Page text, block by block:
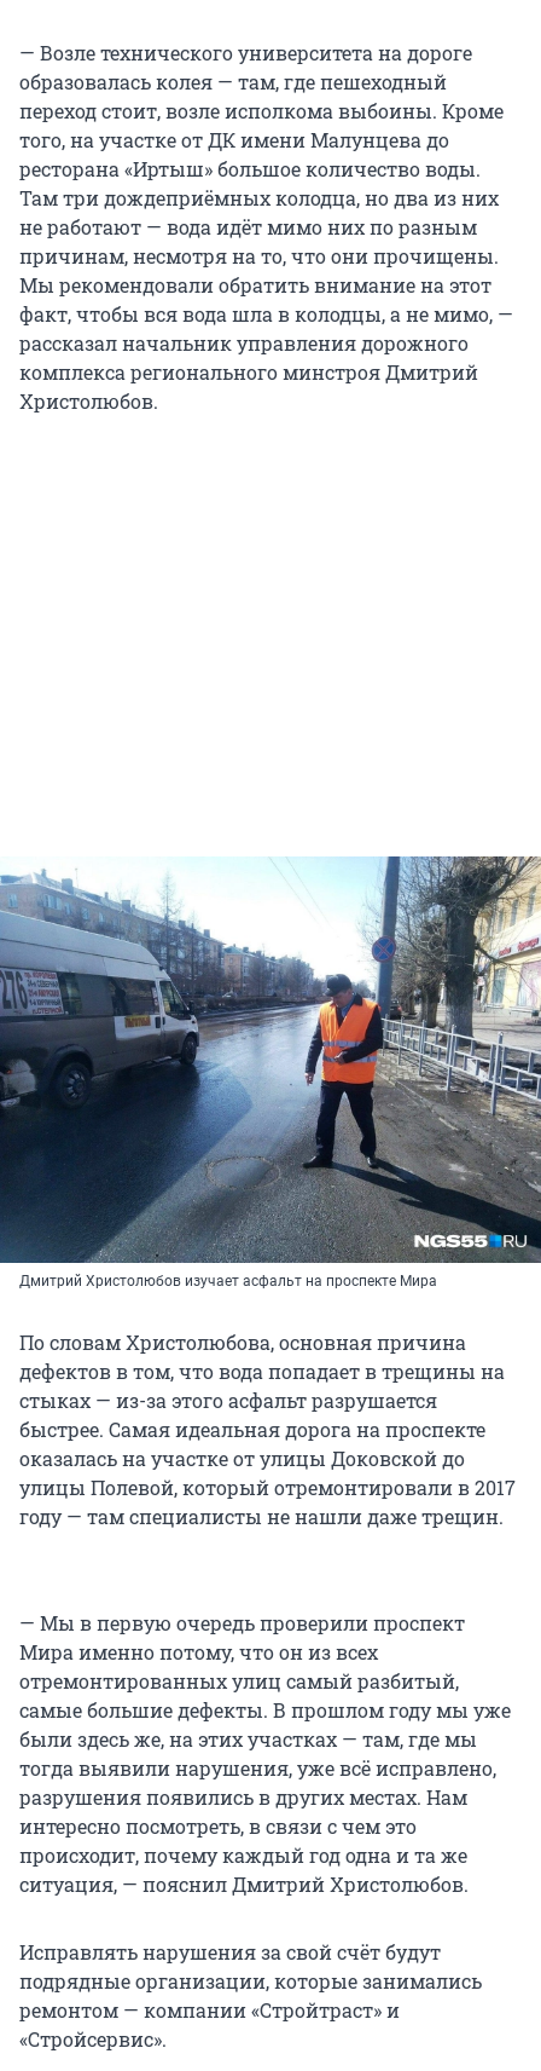
— Возле технического университета на дороге
образовалась колея — там, где пешеходный
переход стоит, возле исполкома выбоины. Кроме
того, на участке от ДК имени Малунцева до
ресторана «Иртыш» большое количество воды.
Там три дождеприёмных колодца, но два из них
не работают — вода идёт мимо них по разным
причинам, несмотря на то, что они прочищены.
Мы рекомендовали обратить внимание на этот
факт, чтобы вся вода шла в колодцы, а не мимо, —
рассказал начальник управления дорожного
комплекса регионального минстроя Дмитрий
Христолюбов.
Дмитрий Христолюбов изучает асфальт на проспекте Мира
По словам Христолюбова, основная причина
дефектов в том, что вода попадает в трещины на
стыках — из-за этого асфальт разрушается
быстрее. Самая идеальная дорога на проспекте
оказалась на участке от улицы Доковской до
улицы Полевой, который отремонтировали в 2017
году — там специалисты не нашли даже трещин.
— Мы в первую очередь проверили проспект
Мира именно потому, что он из всех
отремонтированных улиц самый разбитый,
самые большие дефекты. В прошлом году мы уже
были здесь же, на этих участках — там, где мы
тогда выявили нарушения, уже всё исправлено,
разрушения появились в других местах. Нам
интересно посмотреть, в связи с чем это
происходит, почему каждый год одна и та же
ситуация, — пояснил Дмитрий Христолюбов.
Исправлять нарушения за свой счёт будут
подрядные организации, которые занимались
ремонтом — компании «Стройтраст» и
«Стройсервис».